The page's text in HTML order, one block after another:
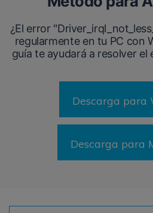
Tienda
Recupera datos ilimitados
Recuperar Medios Borrados
Soluciones de Recuperación
Recuperar Documentos
Escenarios de Pérdida de
VER TODAS LAS
Recursos
Por qué Recoverit
Historias de Clientes
Temas Destacados
DESCARGAR
¿El error
regularmente en tu PC con
guía te ayudará a resolver
Descarga para
Descarga para